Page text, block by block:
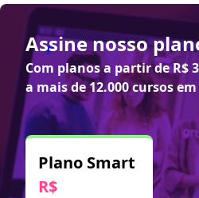
Assine nosso
Com planos a partir deR$
a mais de 12.000 cursos
Plano Smart
R$